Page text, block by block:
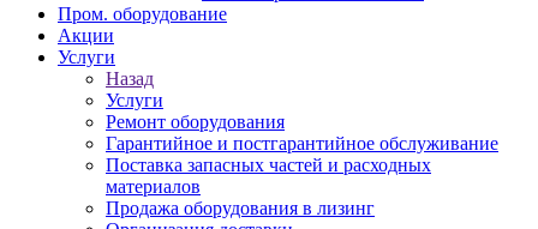
Пром. оборудование
Акции
Услуги
Назад
Услуги
Ремонт оборудования
Гарантийное и постгарантийное обслуживание
Поставка запасных частей и расходных
материалов
Продажа оборудования в лизинг